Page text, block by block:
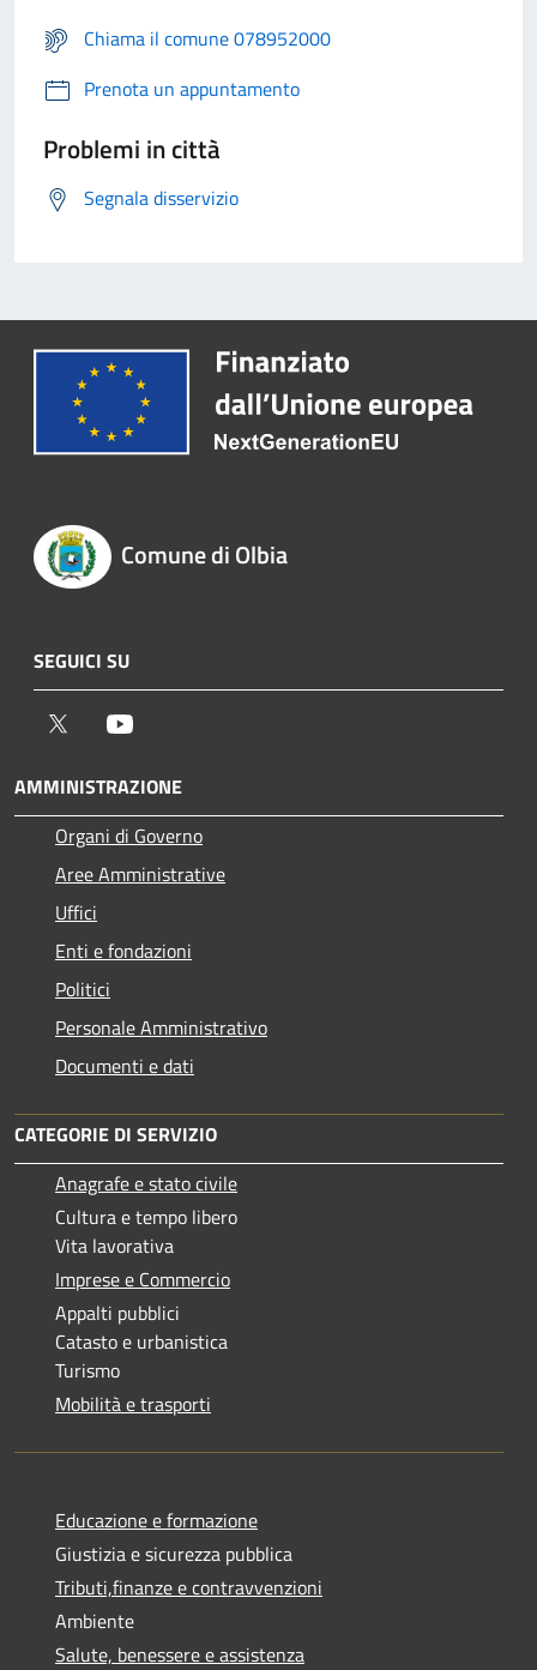
Chiama il comune 078952000
Prenota un appuntamento
Problemi in città
Segnala disservizio
Comune di Olbia
SEGUICI SU
Twitter
AMMINISTRAZIONE
Organi di Governo
Aree Amministrative
Uffici
Enti e fondazioni
Politici
Personale Amministrativo
Documenti e dati
CATEGORIE DI SERVIZIO
Anagrafe e stato civile
Cultura e tempo libero
Vita lavorativa
Imprese e Commercio
Appalti pubblici
Catasto e urbanistica
Turismo
Mobilità e trasporti
Educazione e formazione
Giustizia e sicurezza pubblica
Tributi,finanze e contravvenzioni
Ambiente
Salute, benessere e assistenza